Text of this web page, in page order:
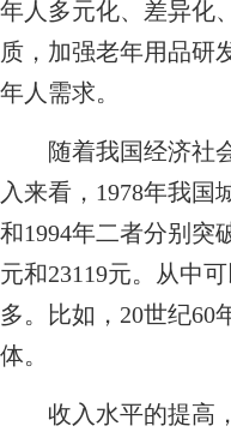
年人多元化、差异化
质，加强老年用品研
年人需求。
随着我国经济社会
入来看，1978年我国
和1994年二者分别突
元和23119元。从中
多。比如，20世纪60
体。
收入水平的提高，